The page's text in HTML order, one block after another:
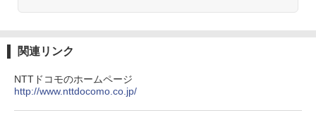
4
【3千円以上送料無料】タッチペンで音が
聞ける!はじめてずかん1000 英語つき／
ラック
【2026年アップグレード版】AOKIMI ワイヤ
On My Road (Stadium ver.)
クスDIGITAL)
HUNTER×HUNTER モノクロ版 39 (ジャンプ
関連リンク
NTTドコモのホームページ
http://www.nttdocomo.co.jp/